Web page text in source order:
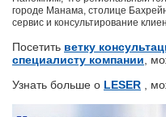
городе Манама, столице
сервис и консультирование
Посетить ветку
специалисту компании,
Узнать больше о LESER ,